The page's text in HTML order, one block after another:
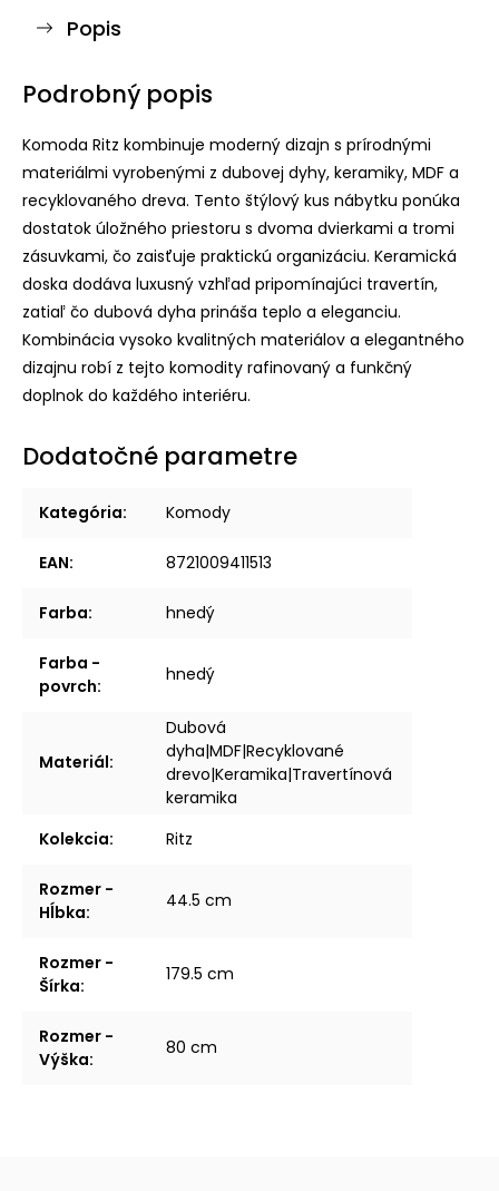
Popis
Podrobný popis
Komoda Ritz kombinuje moderný dizajn s prírodnými
materiálmi vyrobenými z dubovej dyhy, keramiky, MDF a
recyklovaného dreva. Tento štýlový kus nábytku ponúka
dostatok úložného priestoru s dvoma dvierkami a tromi
zásuvkami, čo zaisťuje praktickú organizáciu. Keramická
doska dodáva luxusný vzhľad pripomínajúci travertín,
zatiaľ čo dubová dyha prináša teplo a eleganciu.
Kombinácia vysoko kvalitných materiálov a elegantného
dizajnu robí z tejto komodity rafinovaný a funkčný
doplnok do každého interiéru.
Dodatočné parametre
Kategória: Komody
EAN: 8721009411513
Farba: hnedý
Farba -
povrch:
hnedý
Materiál:
Dubová
dyha|MDF|Recyklované
drevo|Keramika|Travertínová
keramika
Kolekcia: Ritz
Rozmer -
Hĺbka:
44.5 cm
Rozmer -
Šírka:
179.5 cm
Rozmer -
Výška:
80 cm